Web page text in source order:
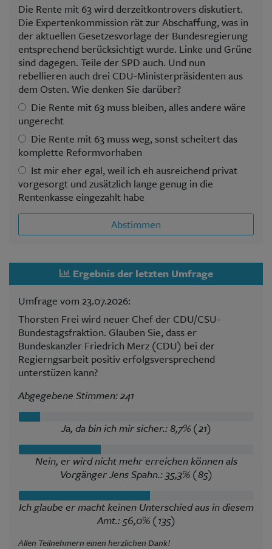
Die Rente mit 63 wird derzeitkontrovers diskutiert.
Die Expertenkommission rät zur Abschaffung, was in
der aktuellen Gesetzesvorlage der Bundesregierung
entsprechend berücksichtigt wurde. Linke und Grüne
sind dagegen. Teile der SPD auch. Und nun
rebellieren auch drei CDU-Ministerpräsidenten aus
dem Osten. Wie denken Sie darüber?
Die Rente mit 63 muss bleiben, alles andere wäre
ungerecht
Die Rente mit 63 muss weg, sonst scheitert das
komplette Reformvorhaben
Ist mir eher egal, weil ich eh ausreichend privat
vorgesorgt und zusätzlich lange genug in die
Rentenkasse eingezahlt habe
Abstimmen
Ergebnis der letzten Umfrage
Umfrage vom 23.07.2026:
Thorsten Frei wird neuer Chef der CDU/CSU-
Bundestagsfraktion. Glauben Sie, dass er
Bundeskanzler Friedrich Merz (CDU) bei der
Regierngsarbeit positiv erfolgsversprechend
unterstüzen kann?
Abgegebene Stimmen: 241
Ja, da bin ich mir sicher.: 8,7% (21)
Nein, er wird nicht mehr erreichen können als
Vorgänger Jens Spahn.: 35,3% (85)
Ich glaube er macht keinen Unterschied aus in diesem
Amt.: 56,0% (135)
Allen Teilnehmern einen herzlichen Dank!